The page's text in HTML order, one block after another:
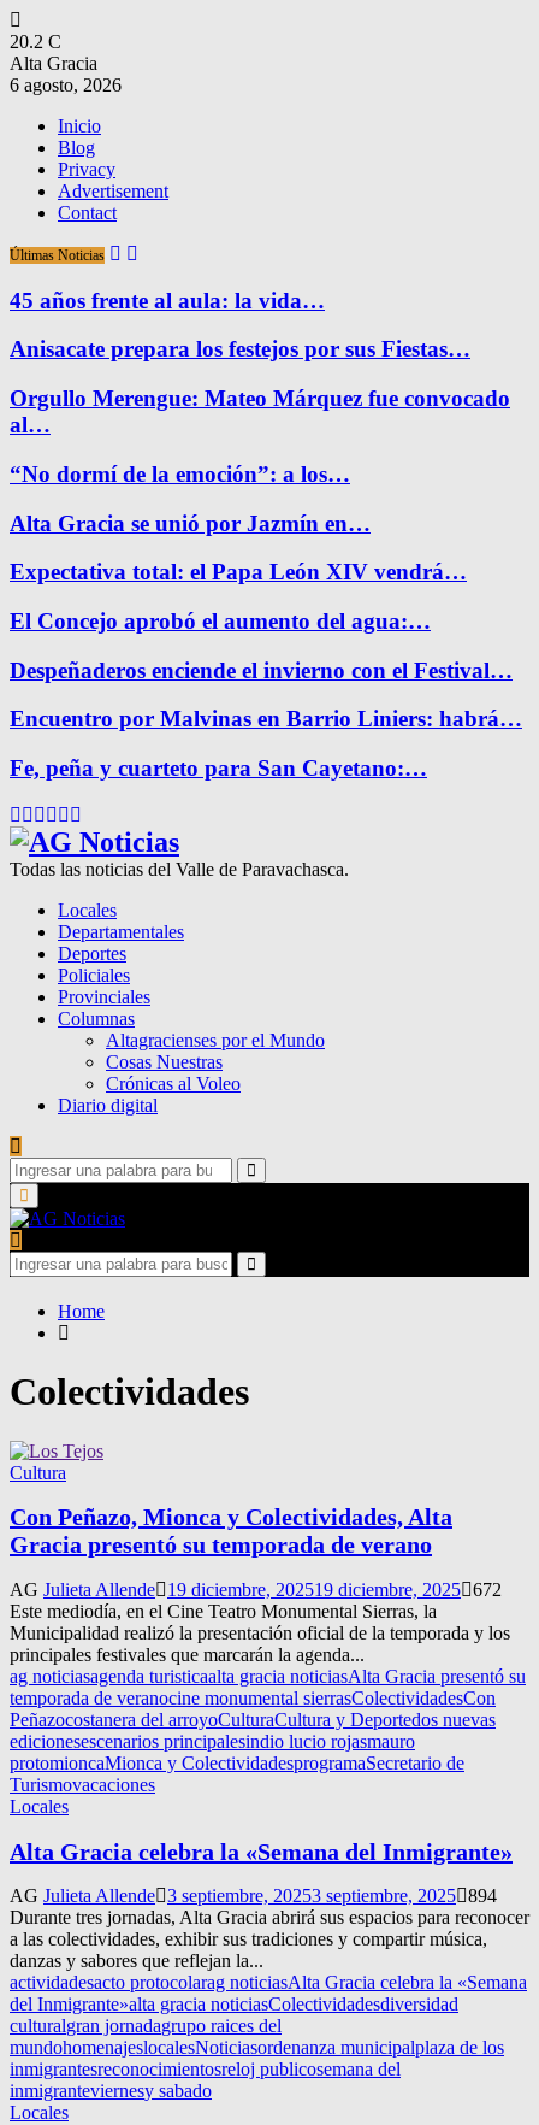
20.2 C
Alta Gracia
6 agosto, 2026
Inicio
Blog
Privacy
Advertisement
Contact
Últimas Noticias
45 años frente al aula: la vida…
Anisacate prepara los festejos por sus Fiestas…
Orgullo Merengue: Mateo Márquez fue convocado
al…
“No dormí de la emoción”: a los…
Alta Gracia se unió por Jazmín en…
Expectativa total: el Papa León XIV vendrá…
El Concejo aprobó el aumento del agua:…
Despeñaderos enciende el invierno con el Festival…
Encuentro por Malvinas en Barrio Liniers: habrá…
Fe, peña y cuarteto para San Cayetano:…
Facebook
Twitter
Instagram
Pinterest
Google
Todas las noticias del Valle de Paravachasca.
Locales
Departamentales
Deportes
Policiales
Provinciales
Columnas
Altagracienses por el Mundo
Cosas Nuestras
Crónicas al Voleo
Diario digital
Search
for:
Search
Primary
Menu
Search
for:
Search
Home
Colectividades
Cultura
Con Peñazo, Mionca y Colectividades, Alta
Gracia presentó su temporada de verano
AG Julieta Allende 19 diciembre, 202519 diciembre, 2025 672
Este mediodía, en el Cine Teatro Monumental Sierras, la
Municipalidad realizó la presentación oficial de la temporada y los
principales festivales que marcarán la agenda...
ag noticiasagenda turisticaalta gracia noticiasAlta Gracia presentó su
temporada de veranocine monumental sierrasColectividadesCon
Peñazocostanera del arroyoCulturaCultura y Deportedos nuevas
edicionesescenarios principalesindio lucio rojasmauro
protomioncaMionca y ColectividadesprogramaSecretario de
Turismovacaciones
Locales
Alta Gracia celebra la «Semana del Inmigrante»
AG Julieta Allende 3 septiembre, 20253 septiembre, 2025 894
Durante tres jornadas, Alta Gracia abrirá sus espacios para reconocer
a las colectividades, exhibir sus tradiciones y compartir música,
danzas y sabores que reflejan la...
actividadesacto protocolarag noticiasAlta Gracia celebra la «Semana
del Inmigrante»alta gracia noticiasColectividadesdiversidad
culturalgran jornadagrupo raices del
mundohomenajeslocalesNoticiasordenanza municipalplaza de los
inmigrantesreconocimientosreloj publicosemana del
inmigranteviernesy sabado
Locales